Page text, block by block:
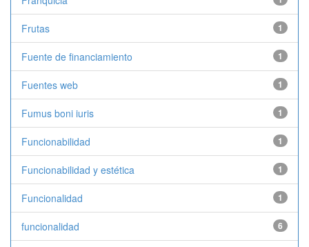
Frutas 1
Fuente de financiamiento 1
Fuentes web 1
Fumus boni iuris 1
Funcionabilidad 1
Funcionabilidad y estética 1
Funcionalidad 1
funcionalidad 6